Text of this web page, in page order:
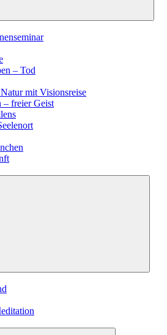
– Tod
mit Visionsreise
– freier Geist